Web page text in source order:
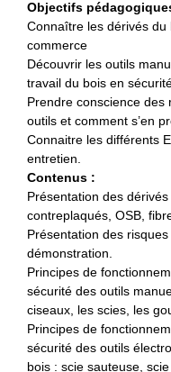
Objectifs
Connaître les dérivés
commerce
Découvrir les outils
travail du bois en
Prendre conscience des
outils et comment s’en
Connaitre les différents
entretien.
Contenus :
Présentation des
contreplaqués, OSB,
Présentation des
démonstration.
Principes de
sécurité des outils
ciseaux, les scies, les
Principes de
sécurité des outils
bois : scie sauteuse,